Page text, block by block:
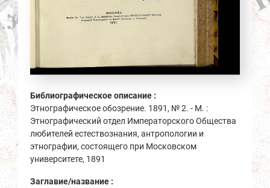
Библиографическое описание :
Этнографическое обозрение. 1891, № 2. - М. :
Этнографический отдел Императорского Общества
любителей естествознания, антропологии и
этнографии, состоящего при Московском
университете, 1891
Заглавие/название :